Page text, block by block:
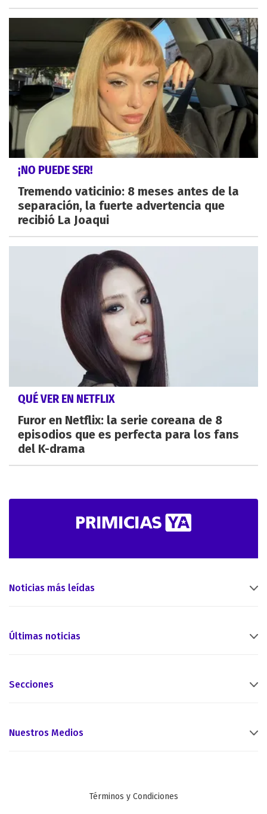
¡NO PUEDE SER!
Tremendo vaticinio: 8 meses antes de la
separación, la fuerte advertencia que
recibió La Joaqui
QUÉ VER EN NETFLIX
Furor en Netflix: la serie coreana de 8
episodios que es perfecta para los fans
del K-drama
Noticias más leídas
Últimas noticias
Secciones
Nuestros Medios
Términos y Condiciones